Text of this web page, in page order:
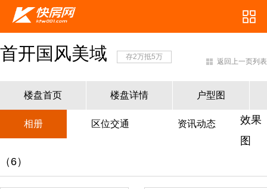
首开国风美域 存2万抵5万
返回上一页列表
楼盘首页 楼盘详情 户型图
相册 区位交通 资讯动态
效果
图
（6）